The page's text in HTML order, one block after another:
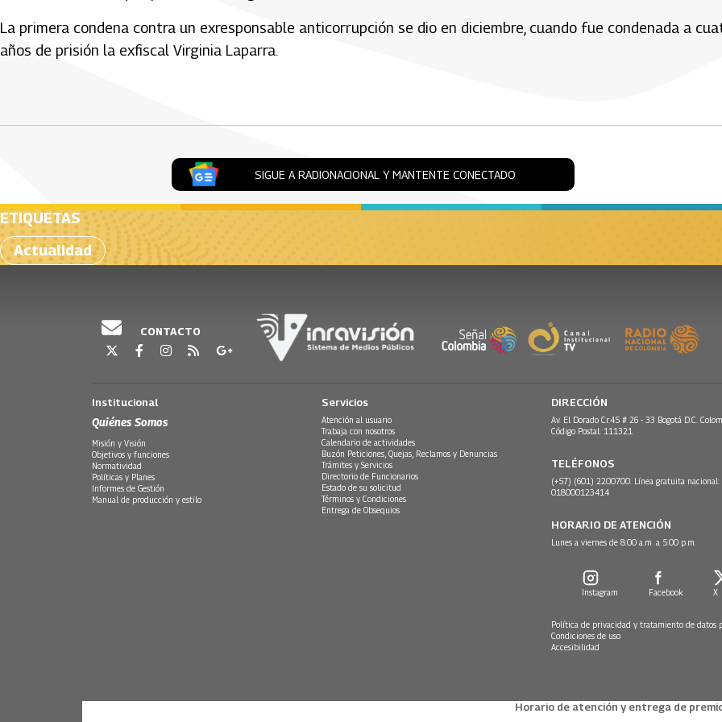
La primera condena contra un exresponsable anticorrupción se dio en diciembre, cuando fue condenada a
años de prisión la exfiscal Virginia Laparra.
SIGUE A RADIONACIONAL Y MANTENTE CONECTADO
ETIQUETAS
Actualidad
CONTACTO
Institucional
Quiénes Somos
Misión y Visión
Objetivos y funciones
Normatividad
Políticas y Planes
Informes de Gestión
Manual de producción y estilo
Servicios
Atención al usuario
Trabaja con nosotros
Calendario de actividades
Buzón Peticiones, Quejas, Reclamos y Denuncias
Trámites y Servicios
Directorio de Funcionarios
Estado de su solicitud
Términos y Condiciones
Entrega de Obsequios
DIRECCIÓN
Av. El Dorado Cr.45 # 26 - 33 Bogotá D.C.
Código Postal: 111321
TELÉFONOS
(+57) (601) 2200700. Línea gratuita nacional:
018000123414
HORARIO DE ATENCIÓN
Lunes a viernes de 8:00 a.m. a 5:00 p.m.
Instagram Facebook X
Política de privacidad y tratamiento de datos
Condiciones de uso
Accesibilidad
Horario de atención y entrega de